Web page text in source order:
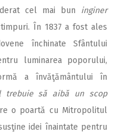
cel mai bun inginer
În 1837 a fost ales
închinate Sfântului
luminarea poporului,
a învăţământului în
trebuie să aibă un scop
o poartă cu Mitropolitul
idei înaintate pentru